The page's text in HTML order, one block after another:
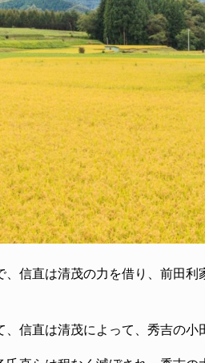
、信直は清茂の力を借り、前田
、信直は清茂によって、秀吉の小